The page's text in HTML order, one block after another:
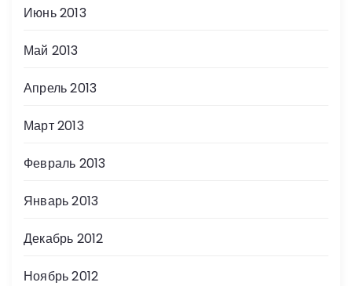
Июнь 2013
Май 2013
Апрель 2013
Март 2013
Февраль 2013
Январь 2013
Декабрь 2012
Ноябрь 2012